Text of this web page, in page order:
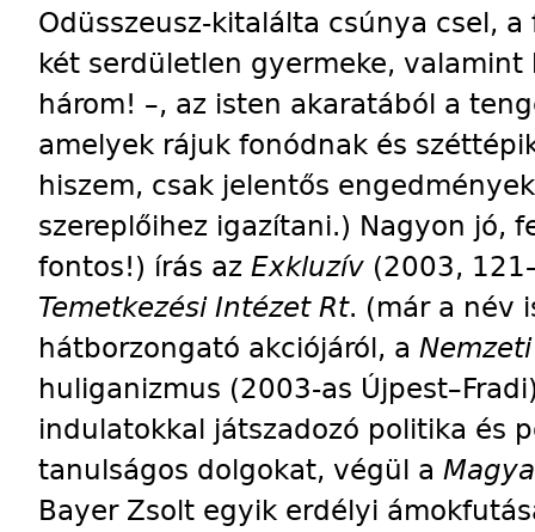
Odüsszeusz-kitalálta csúnya csel,
két serdületlen gyermeke, valamint
három! –, az isten akaratából a
amelyek rájuk fonódnak és
hiszem, csak jelentős
szereplőihez igazítani.) Nagyon jó,
fontos!) írás az Exkluzív (2003,
Temetkezési Intézet Rt. (már a név
hátborzongató akciójáról, a
huliganizmus (2003-as
indulatokkal játszadozó politika és
tanulságos dolgokat, végül a
Bayer Zsolt egyik erdélyi